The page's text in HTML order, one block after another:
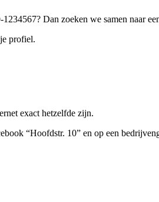
Dan zoeken we samen naar
profiel.
exact hetzelfde zijn.
“Hoofdstr. 10” en op een